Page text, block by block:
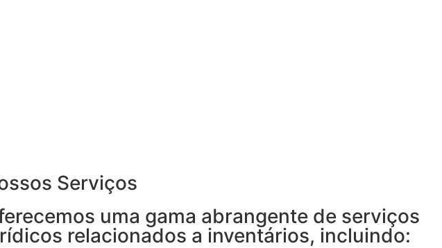
Serviços
uma gama abrangente de serviços
relacionados a inventários, incluindo: